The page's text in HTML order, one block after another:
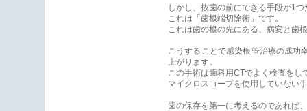
しかし、抜歯の前にできる手段が1
これは「歯根端切除術」です。
これは歯の根の先にある、病変と歯
こうすることで感染根管治療の成功
上がります。
この手術は歯科用CTでよく検査を
マイクロスコープを使用していない
歯の保存を第一に考えるのであれば